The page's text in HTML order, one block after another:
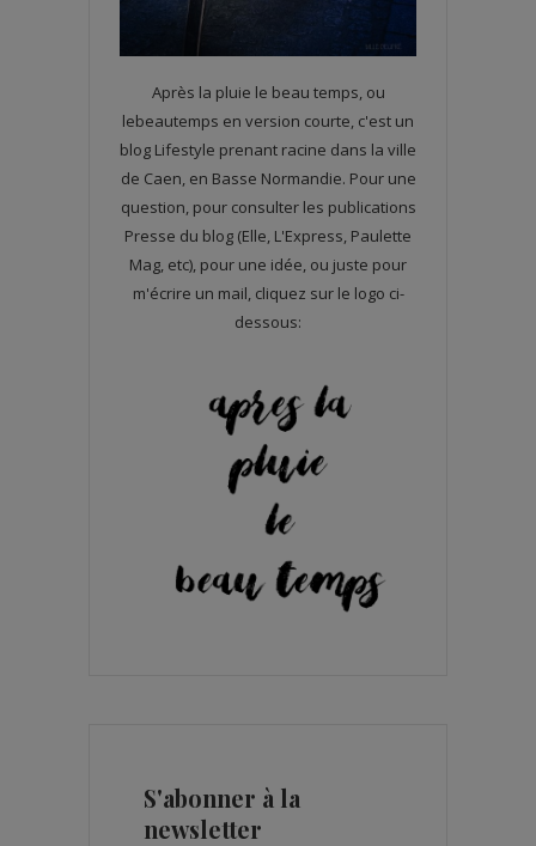
Après la pluie le beau temps, ou
lebeautemps en version courte, c'est un
blog Lifestyle prenant racine dans la ville
de Caen, en Basse Normandie. Pour une
question, pour consulter les publications
Presse du blog (Elle, L'Express, Paulette
Mag, etc), pour une idée, ou juste pour
m'écrire un mail, cliquez sur le logo ci-
dessous:
S'abonner à la
newsletter